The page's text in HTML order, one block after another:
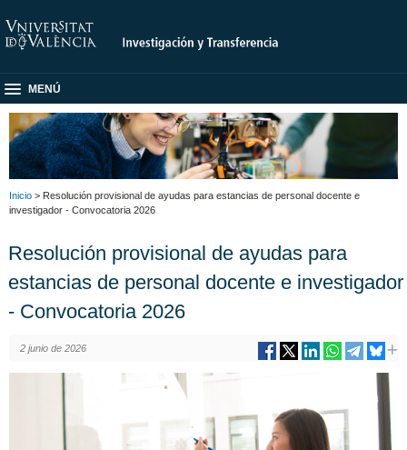
MENÚ
Inicio > Resolución provisional de ayudas para estancias de personal docente e
investigador - Convocatoria 2026
Resolución provisional de ayudas para
estancias de personal docente e investigador
- Convocatoria 2026
2 junio de 2026